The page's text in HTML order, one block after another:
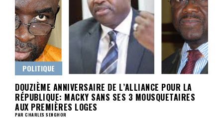
POLITIQUE
DOUZIÈME ANNIVERSAIRE DE L’ALLIANCE POUR LA
RÉPUBLIQUE: MACKY SANS SES 3 MOUSQUETAIRES
AUX PREMIÈRES LOGES
PAR CHARLES SENGHOR